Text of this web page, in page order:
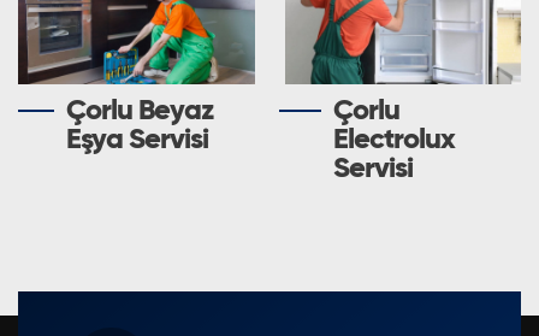
Çorlu Beyaz
Eşya Servisi
Çorlu
Electrolux
Servisi